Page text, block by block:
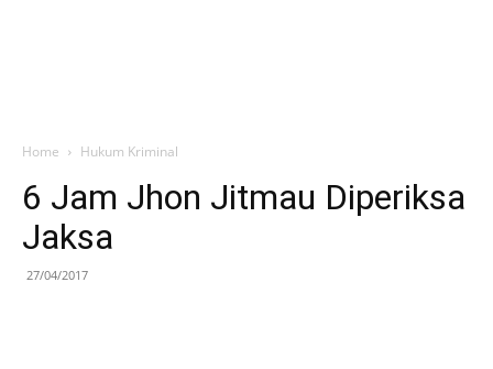
Home Hukum Kriminal
6 Jam Jhon Jitmau Diperiksa
Jaksa
27/04/2017